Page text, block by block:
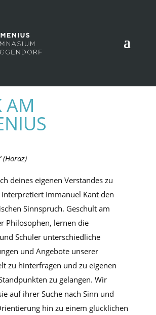
AM
(Horaz)
deines eigenen Verstandes zu
interpretiert Immanuel Kant den
Sinnspruch. Geschult am
Philosophen, lernen die
Schüler unterschiedliche
und Angebote unserer
zu hinterfragen und zu eigenen
zu gelangen. Wir
auf ihrer Suche nach Sinn und
hin zu einem glücklichen